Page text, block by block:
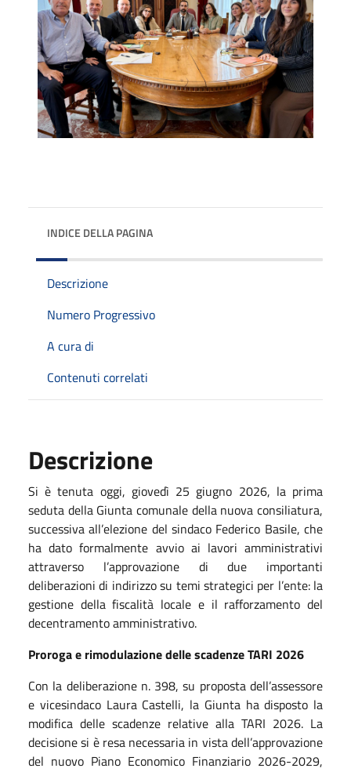
INDICE DELLA PAGINA
Descrizione
Numero Progressivo
A cura di
Contenuti correlati
Descrizione
Si è tenuta oggi, giovedì 25 giugno 2026, la prima
seduta della Giunta comunale della nuova consiliatura,
successiva all’elezione del sindaco Federico Basile, che
ha dato formalmente avvio ai lavori amministrativi
attraverso l’approvazione di due importanti
deliberazioni di indirizzo su temi strategici per l’ente: la
gestione della fiscalità locale e il rafforzamento del
decentramento amministrativo.
Proroga e rimodulazione delle scadenze TARI 2026
Con la deliberazione n. 398, su proposta dell’assessore
e vicesindaco Laura Castelli, la Giunta ha disposto la
modifica delle scadenze relative alla TARI 2026. La
decisione si è resa necessaria in vista dell’approvazione
del nuovo Piano Economico Finanziario 2026-2029,